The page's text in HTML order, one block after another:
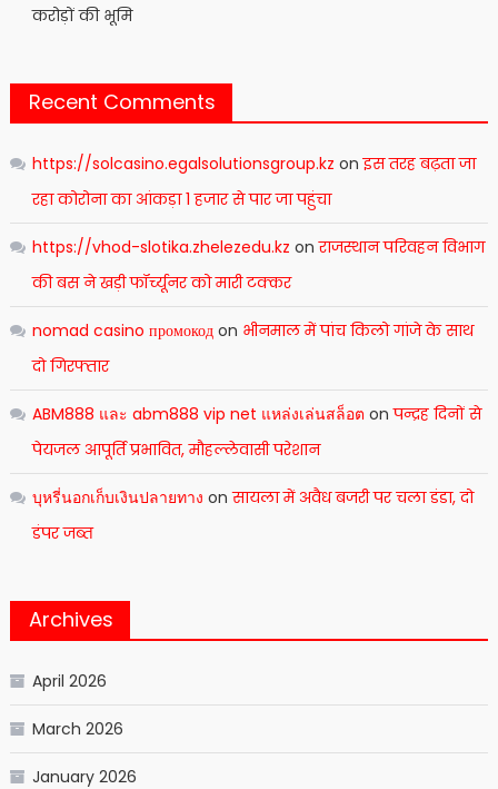
करोड़ों की भूमि
Recent Comments
https://solcasino.egalsolutionsgroup.kz onइस तरह बढ़ता जा
रहा कोरोना का आंकड़ा 1 हजार से पार जा पहुंचा
https://vhod-slotika.zhelezedu.kz onराजस्थान परिवहन विभाग
की बस ने खड़ी फॉर्च्यूनर को मारी टक्कर
nomad casino промокодon भीनमाल में पांच किलो गांजे के साथ
दो गिरफ्तार
ABM888 และ abm888 vip net แหล่งเล่นสล็อต onपन्द्रह दिनों से
पेयजल आपूर्ति प्रभावित, मौहल्लेवासी परेशान
บุหรี่นอกเก็บเงินปลายทาง onसायला में अवैध बजरी पर चला डंडा, दो
डंपर जब्त
Archives
April 2026
March 2026
January 2026